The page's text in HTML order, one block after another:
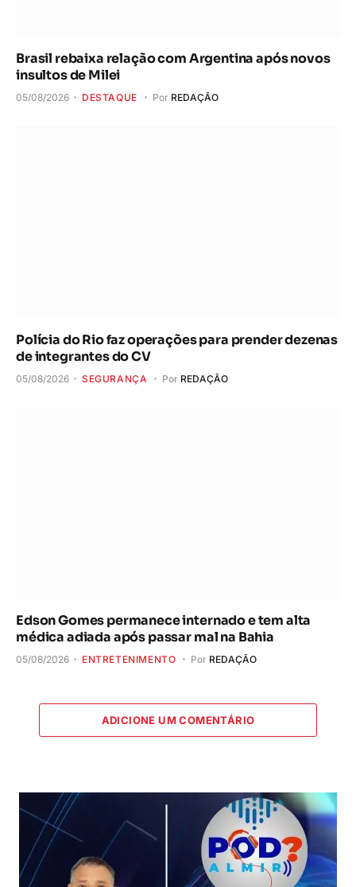
Brasil rebaixa relação com Argentina após novos
insultos de Milei
05/08/2026 DESTAQUE Por REDAÇÃO
Polícia do Rio faz operações para prender dezenas
de integrantes do CV
05/08/2026 SEGURANÇA Por REDAÇÃO
Edson Gomes permanece internado e tem alta
médica adiada após passar mal na Bahia
05/08/2026 ENTRETENIMENTO Por REDAÇÃO
ADICIONE UM COMENTÁRIO